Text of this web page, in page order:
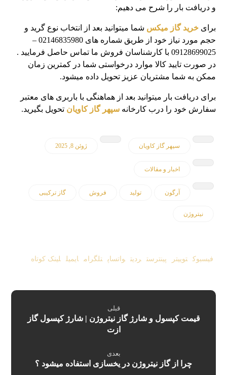
و دریافت بار را شرح می دهیم:
برای خرید گاز میکس شما میتوانید بعد از انتخاب نوع گرید و
حجم مورد نیاز خود از طریق شماره های 02146835980 –
09128699025 با کارشناسان فروش ما تماس حاصل فرمایید .
در صورت تایید کالا موارد درخواستی شما در کمترین زمان
ممکن به شما مشتریان عزیز تحویل داده میشود.
برای دریافت بار میتوانید بعد از هماهنگی با باربری های معتبر
سفارش خود را درب کارخانهسپهر گاز کاویان تحویل بگیرید.
سپهر گاز کاویان ژوئن 8, 2025
اخبار و مقالات
آرگون تولید فروش گاز ترکیبی
نیتروژن
فیسبوک توییتر پینترست ردیت واتساپ تلگرام ایمیل لینک کوتاه
قبلی
قیمت کپسول و شارژ گاز نیتروژن | شارژ کپسول گاز
ازت
بعدی
چرا از گاز نیتروژن در یخسازی استفاده میشود ؟